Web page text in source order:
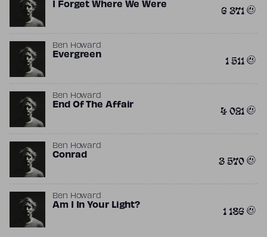
I Forget Where We Were 6 371
Ben Howard
Evergreen 1 511
Ben Howard
End Of The Affair 4 021
Ben Howard
Conrad 3 570
Ben Howard
Am I In Your Light? 1 186